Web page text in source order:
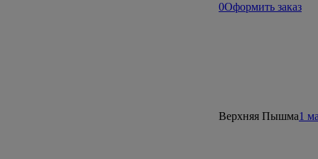
0Оформить заказ
Верхняя Пышма1